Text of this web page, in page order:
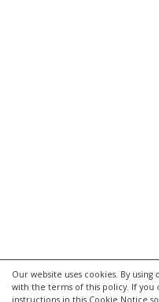
Our website uses cookies. By
with the terms of this policy. If you
instructions in this Cookie Notice